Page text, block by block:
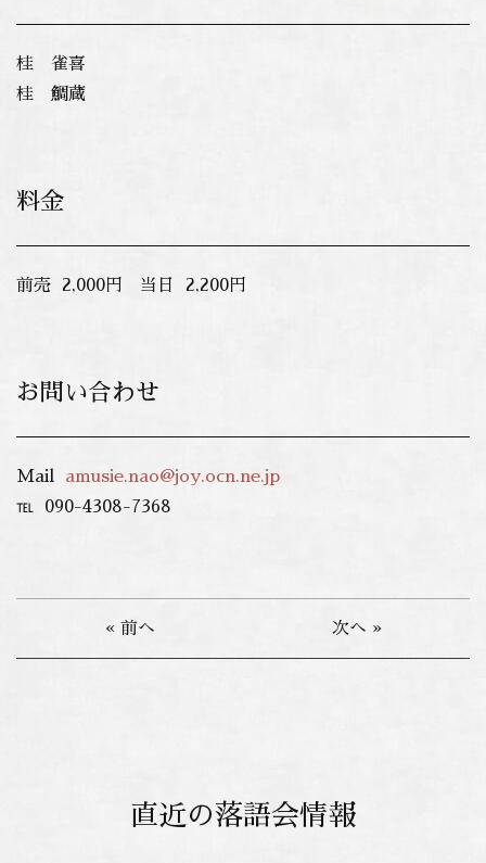
桂 雀喜
桂 鯛蔵
料金
前売 2,000円 当日 2,200円
お問い合わせ
Mail amusie.nao@joy.ocn.ne.jp
℡ 090-4308-7368
« 前へ 次へ »
直近の落語会情報